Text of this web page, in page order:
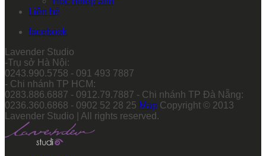
Liên hệ
facebook
Lavender Studio
-Trụ sở Hà Nội:
0243.990.5758 - 091 493 7887
- Chi nhánh TP HCM:
0283.886.6887 - 0912.79.7887 - Chi nhánh TP Đà Nẵng:
0236.360.6868 - 0902 52 28 25 Map Copyright © 2013
Lavender Studio | All rights reserved.